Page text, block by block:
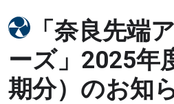
Image「奈良先端
ーズ」2025年
期分）のお知